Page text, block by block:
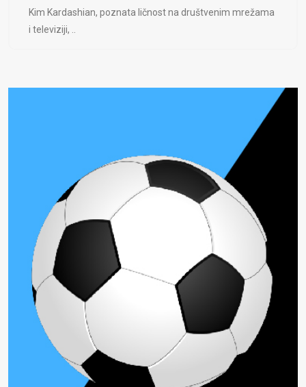
Kim Kardashian, poznata ličnost na društvenim mrežama
i televiziji, ..